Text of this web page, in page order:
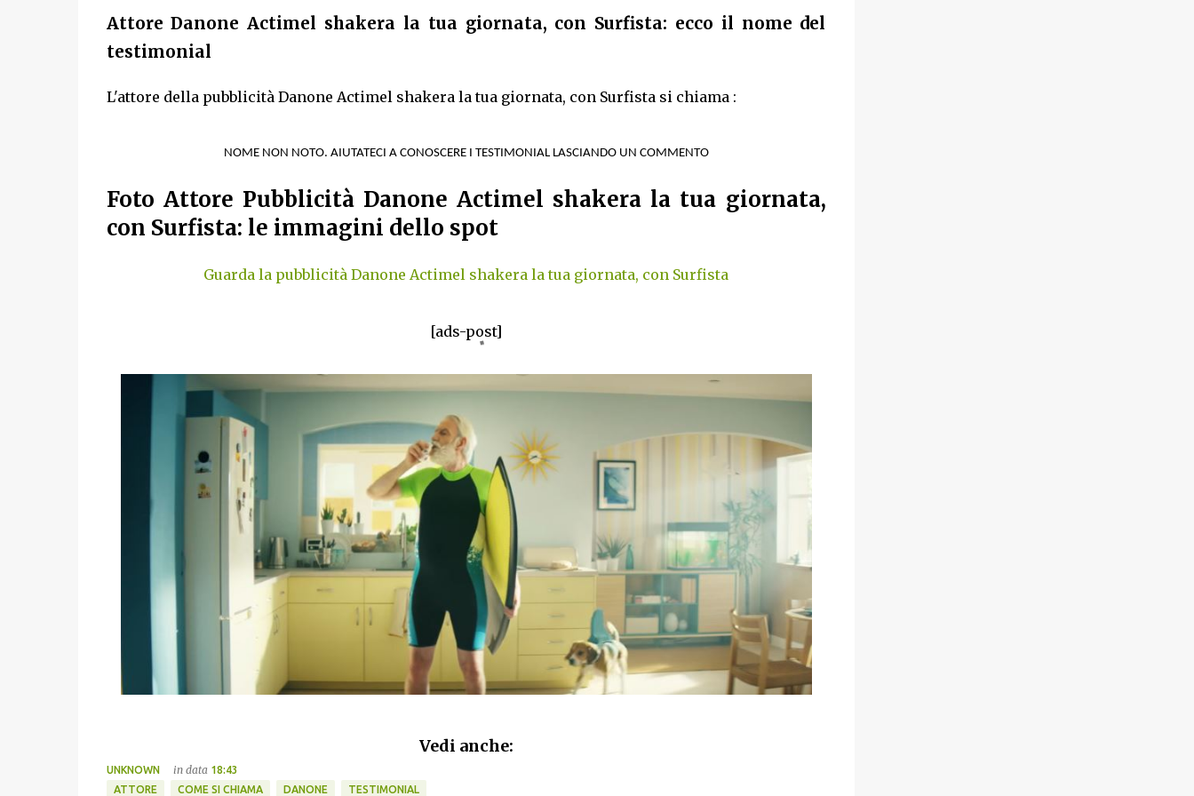
Attore Danone Actimel shakera la tua giornata, con Surfista: ecco il nome del
testimonial
L'attore della pubblicità Danone Actimel shakera la tua giornata, con Surfista si chiama :
NOME NON NOTO. AIUTATECI A CONOSCERE I TESTIMONIAL LASCIANDO UN COMMENTO
Foto Attore Pubblicità Danone Actimel shakera la tua giornata,
con Surfista: le immagini dello spot
Guarda la pubblicità Danone Actimel shakera la tua giornata, con Surfista
[ads-post]
Vedi anche:
UNKNOWN in data 18:43
ATTORE
COME SI CHIAMA DANONE TESTIMONIAL